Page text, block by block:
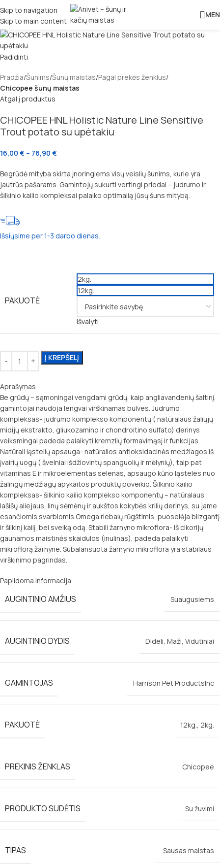
Skip to navigation
Skip to main content
Padidinti
Pradžia Šunims Šunų maistas Pagal prekės ženklus
Chicopee šunų maistas
Atgal į produktus
CHICOPEE HNL Holistic Nature Line Sensitive
Trout potato su upėtakiu
16,00 € – 76,90 €
Begrūdė mityba skirta įnoringiems visų veislių šunims, kurie yra
jautrūs pašarams. Gamintojų sukurti vertingi priedai – judrumo ir
šilkinio kailio kompleksai palaiko optimalią jūsų šuns mitybą.
Išsiųsime per 1-3 darbo dienas.
PAKUOTĖ
2kg.
12kg.
Išvalyti
Į KREPŠELĮ
Aprašymas
Be grūdų – sąmoningai vengdami grūdų, kaip angliavandenių šaltinį,
gamintojai naudoja lengvai virškinamas bulves. Judrumo
kompleksas- judrumo komplekso komponentų ( natūralaus žaliųjų
midijų ekstrakto, gliukozamino ir chondroitino sulfato) derinys
veiksmingai padeda palaikyti kremzlių formavimąsį ir funkcijas.
Natūrali ląstelių apsauga- natūralios antioksidacinės medžiagos iš
įvairių uogų ( švelniai išdžiovintų spanguolių ir mėlynių), taip pat
vitaminas E ir mikroelementas selenas, apsaugo kūno ląsteles nuo
žalingų medžiagų apykaitos produktų poveikio. Šilkinio kailio
kompleksas- šilkinio kailio komplekso komponentų – natūralaus
lašišų aliejaus, linų sėmėnų ir aukštos kokybės krilių derinys, su jame
esančiomis svarbiomis Omega riebalų rūgštimis, puoselėja blizgantį
ir šilkinį kailį, bei sveiką odą. Stabili žarnyno mikroflora- Iš cikorijų
gaunamos maistinės skaidulos (inulinas), padeda palaikyti
mikroflorą žarnyne. Subalansuota žarnyno mikroflora yra stabilaus
virškinimo pagrindas.
Papildoma informacija
AUGINTINIO AMŽIUS Suaugusiems
AUGINTINIO DYDIS Dideli, Maži, Vidutiniai
GAMINTOJAS Harrison Pet ProductsInc
PAKUOTĖ 12kg., 2kg.
PREKINIS ŽENKLAS Chicopee
PRODUKTO SUDĖTIS Su žuvimi
TIPAS
Sausas maistas